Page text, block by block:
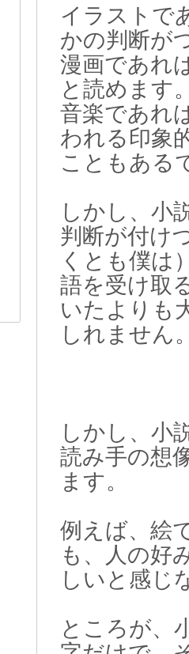
イラストで
かの判断が
漫画であれ
と読めます
音楽であれ
われる印象
こともある
しかし、小
判断が付け
くとも僕は
語を受け取
いたよりも
しれません
しかし、小
読み手の想
ます。
例えば、絵
も、人の好
しいと感じ
ところが、